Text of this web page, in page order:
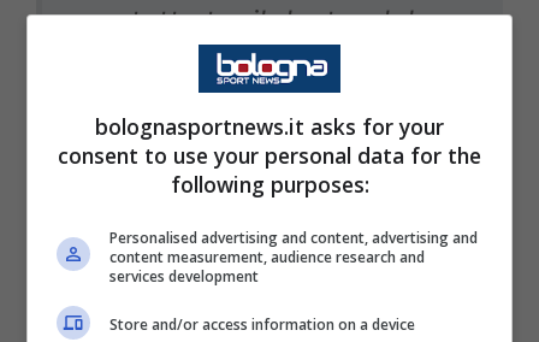
contatto tra il destro del
difendente e il sinistro del
giocatore rossoblù. Forneau
fischia con sicurezza il
penalty, da Lissone
confermano in poco tempo.
Protesta poi il Lecce per
una caduta in area rossoblù
bolognasportnews.it asks for your
consent to use your personal data for the
following purposes:
Personalised advertising and content, advertising and
content measurement, audience research and
services development
Store and/or access information on a device